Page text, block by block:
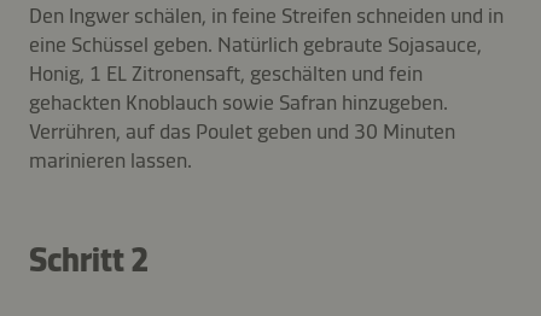
Den Ingwer schälen, in feine Streifen schneiden und in
eine Schüssel geben. Natürlich gebraute Sojasauce,
Honig, 1 EL Zitronensaft, geschälten und fein
gehackten Knoblauch sowie Safran hinzugeben.
Verrühren, auf das Poulet geben und 30 Minuten
marinieren lassen.
Schritt 2